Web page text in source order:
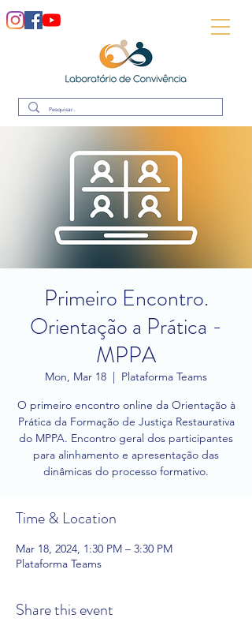
Primeiro Encontro.
Orientação a Prática -
MPPA
Mon, Mar 18
  |
Plataforma Teams
O primeiro encontro online da Orientação à
Prática da Formação de Justiça Restaurativa
do MPPA. Encontro geral dos participantes
para alinhamento e apresentação das
dinâmicas do processo formativo.
Time & Location
Mar 18, 2024, 1:30 PM – 3:30 PM
Plataforma Teams
Share this event